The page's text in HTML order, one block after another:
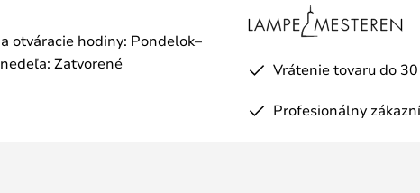
otváracie hodiny: Pondelok–
Zatvorené
Vrátenie tovaru do
Profesionálny